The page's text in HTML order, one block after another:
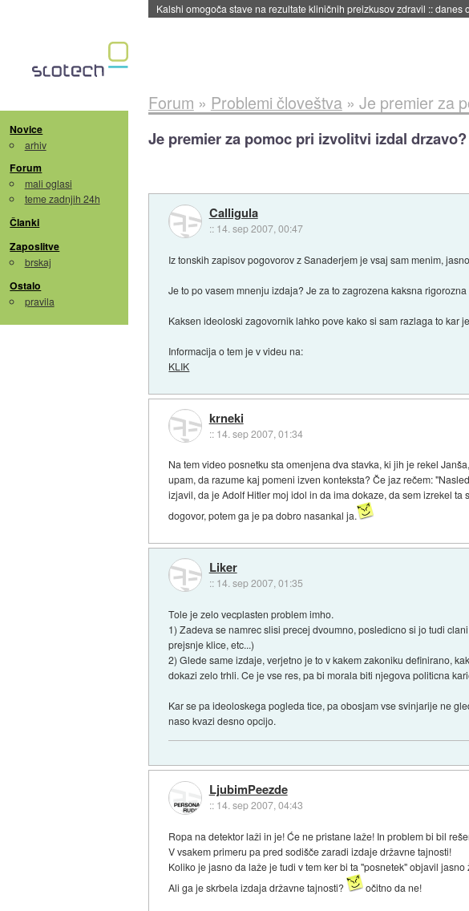
Sandisk že prodal več kot polovico SSD-jev za naslednji dve leti::
Novice
arhiv
Forum
mali oglasi
teme zadnjih 24h
Članki
Zaposlitve
brskaj
Ostalo
pravila
Forum » Problemi človeštva» Je premier za
Je premier za pomoc pri izvolitvi izdal drzavo?
Calligula
:: 14. sep 2007, 00:47
Iz tonskih zapisov pogovorov z Sanaderjem je vsaj sam menim,
Je to po vasem mnenju izdaja? Je za to zagrozena kaksna
Kaksen ideoloski zagovornik lahko pove kako si sam razlaga to kar
Informacija o tem je v videu na:
KLIK
krneki
:: 14. sep 2007, 01:34
Na tem video posnetku sta omenjena dva stavka, ki jih je rekel
upam, da razume kaj pomeni izven konteksta? Če jaz rečem:
izjavil, da je Adolf Hitler moj idol in da ima dokaze, da sem izrekel
dogovor, potem ga je pa dobro nasankal ja.
Liker
:: 14. sep 2007, 01:35
Tole je zelo vecplasten problem imho.
1) Zadeva se namrec slisi precej dvoumno, posledicno si jo tudi
prejsnje klice, etc...)
2) Glede same izdaje, verjetno je to v kakem zakoniku definirano,
dokazi zelo trhli. Ce je vse res, pa bi morala biti njegova politicna
Kar se pa ideoloskega pogleda tice, pa obosjam vse svinjarije ne
naso kvazi desno opcijo.
LjubimPeezde
:: 14. sep 2007, 04:43
Ropa na detektor laži in je! Će ne pristane laže! In problem bi bil
V vsakem primeru pa pred sodišče zaradi izdaje državne tajnosti!
Koliko je jasno da laže je tudi v tem ker bi ta "posnetek" objavil
Ali ga je skrbela izdaja državne tajnosti?
očitno da ne!